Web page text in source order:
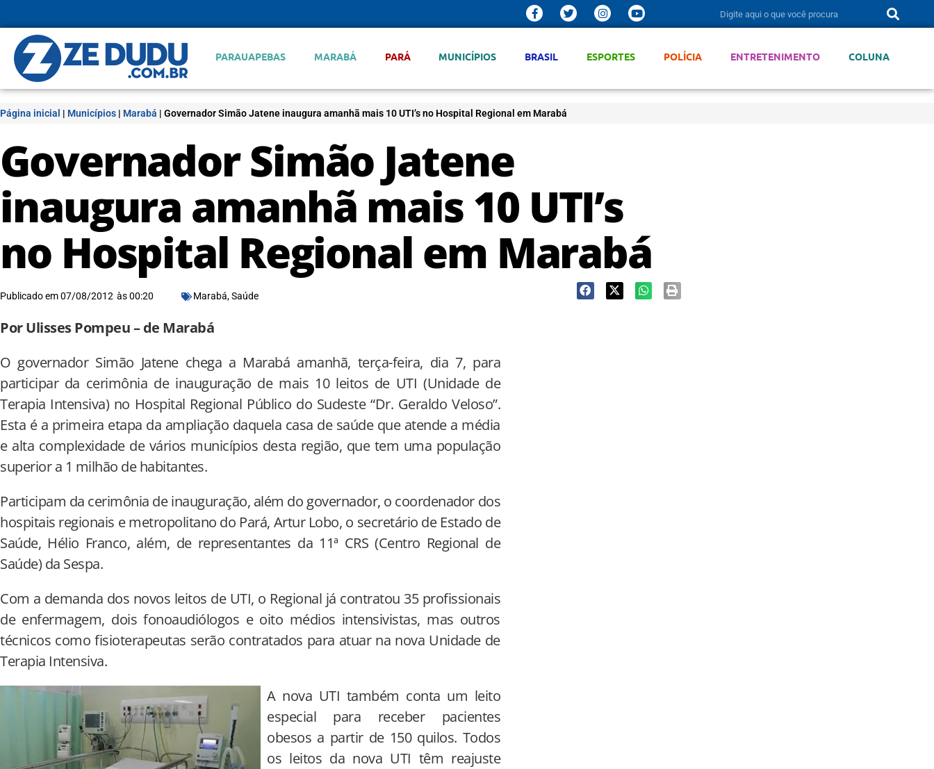
PARAUAPEBAS MARABÁ PARÁ MUNICÍPIOS BRASIL ESPORTES POLÍCIA ENTRETENIMENTO COLUNA
Página inicial | Municípios | Marabá | Governador Simão Jatene inaugura amanhã mais 10 UTI’s no Hospital Regional em Marabá
Governador Simão Jatene
inaugura amanhã mais 10 UTI’s
no Hospital Regional em Marabá
Publicado em07/08/2012 às00:20 Marabá,Saúde
Por Ulisses Pompeu – de Marabá
O governador Simão Jatene chega a Marabá amanhã, terça-feira, dia 7, para
participar da cerimônia de inauguração de mais 10 leitos de UTI (Unidade de
Terapia Intensiva) no Hospital Regional Público do Sudeste “Dr. Geraldo Veloso”.
Esta é a primeira etapa da ampliação daquela casa de saúde que atende a média
e alta complexidade de vários municípios desta região, que tem uma população
superior a 1 milhão de habitantes.
Participam da cerimônia de inauguração, além do governador, o coordenador dos
hospitais regionais e metropolitano do Pará, Artur Lobo, o secretário de Estado de
Saúde, Hélio Franco, além, de representantes da 11ª CRS (Centro Regional de
Saúde) da Sespa.
Com a demanda dos novos leitos de UTI, o Regional já contratou 35 profissionais
de enfermagem, dois fonoaudiólogos e oito médios intensivistas, mas outros
técnicos como fisioterapeutas serão contratados para atuar na nova Unidade de
Terapia Intensiva.
A nova UTI também conta um leito
especial para receber pacientes
obesos a partir de 150 quilos. Todos
os leitos da nova UTI têm reajuste